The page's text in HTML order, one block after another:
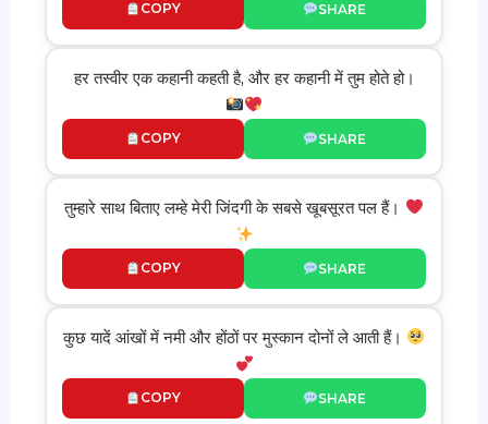
COPY SHARE
हर तस्वीर एक कहानी कहती है, और हर कहानी में तुम होते हो।
COPY SHARE
तुम्हारे साथ बिताए लम्हे मेरी जिंदगी के सबसे खूबसूरत पल हैं।
COPY SHARE
कुछ यादें आंखों में नमी और होंठों पर मुस्कान दोनों ले आती हैं।
COPY SHARE